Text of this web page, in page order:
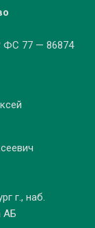
ФС 77 — 86874
г., наб.
АБ